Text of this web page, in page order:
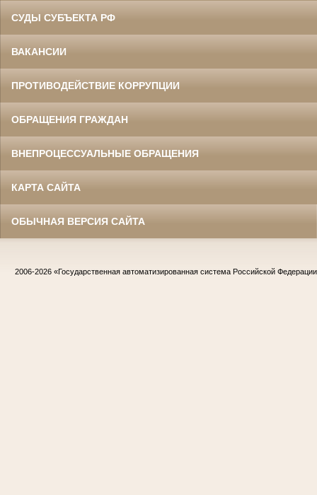
СУДЫ СУБЪЕКТА РФ
ВАКАНСИИ
ПРОТИВОДЕЙСТВИЕ КОРРУПЦИИ
ОБРАЩЕНИЯ ГРАЖДАН
ВНЕПРОЦЕССУАЛЬНЫЕ ОБРАЩЕНИЯ
КАРТА САЙТА
ОБЫЧНАЯ ВЕРСИЯ САЙТА
2006-2026 «Государственная автоматизированная система Российской